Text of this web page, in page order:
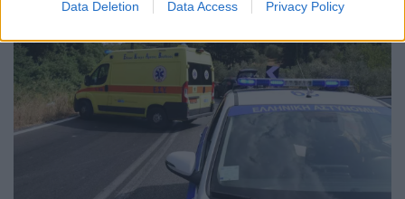
Data Deletion Data Access Privacy Policy